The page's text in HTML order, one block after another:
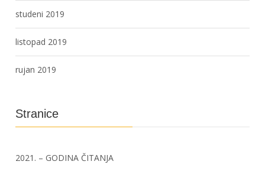
studeni 2019
listopad 2019
rujan 2019
Stranice
2021. – GODINA ČITANJA